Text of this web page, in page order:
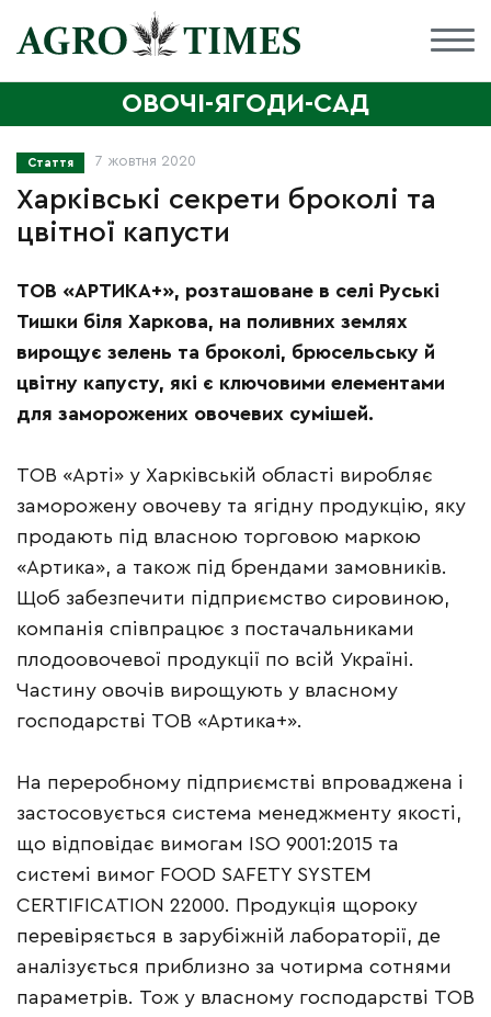
ОВОЧІ-ЯГОДИ-САД
Стаття 7 жовтня 2020
Харківські секрети броколі та
цвітної капусти
ТОВ «АРТИКА+», розташоване в селі Руські
Тишки біля Харкова, на поливних землях
вирощує зелень та броколі, брюсельську й
цвітну капусту, які є ключовими елементами
для заморожених овочевих сумішей.
ТОВ «Арті» у Харківській області виробляє
заморожену овочеву та ягідну продукцію, яку
продають під власною торговою маркою
«Артика», а також під брендами замовників.
Щоб забезпечити підприємство сировиною,
компанія співпрацює з постачальниками
плодоовочевої продукції по всій Україні.
Частину овочів вирощують у власному
господарстві ТОВ «Артика+».
На переробному підприємстві впроваджена і
застосовується система менеджменту якості,
що відповідає вимогам ISO 9001:2015 та
системі вимог FOOD SAFETY SYSTEM
CERTIFICATION 22000. Продукція щороку
перевіряється в зарубіжній лабораторії, де
аналізується приблизно за чотирма сотнями
параметрів. Тож у власному господарстві ТОВ